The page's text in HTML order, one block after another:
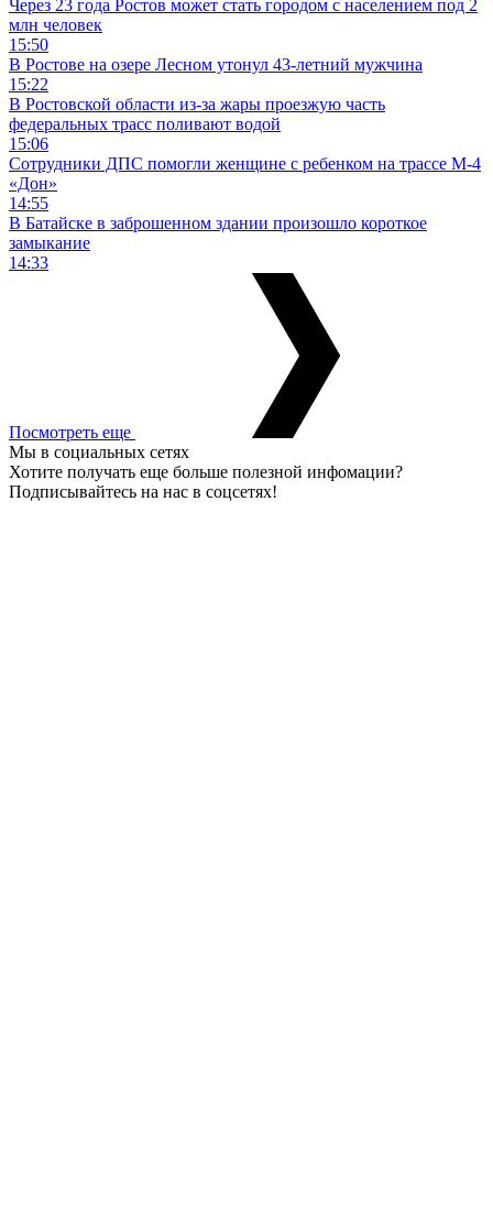
Через 23 года Ростов может стать городом с населением под 2
млн человек
15:50
В Ростове на озере Лесном утонул 43-летний мужчина
15:22
В Ростовской области из-за жары проезжую часть
федеральных трасс поливают водой
15:06
Сотрудники ДПС помогли женщине с ребенком на трассе М-4
«Дон»
14:55
В Батайске в заброшенном здании произошло короткое
замыкание
14:33
Посмотреть еще
Мы в социальных сетях
Хотите получать еще больше полезной инфомации?
Подписывайтесь на нас в соцсетях!